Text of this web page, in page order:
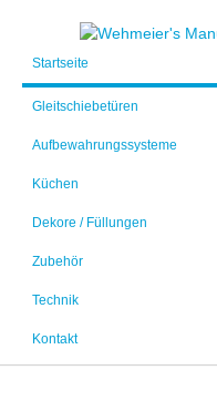
Startseite
Gleitschiebetüren
Aufbewahrungssysteme
Küchen
Dekore / Füllungen
Zubehör
Technik
Kontakt